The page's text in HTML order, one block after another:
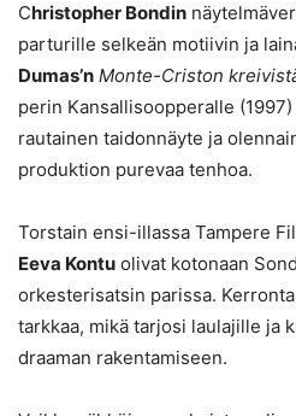
Christopher Bondin
parturille selkeän motiivin ja
Dumas’n Monte-Criston
perin Kansallisoopperalle
rautainen taidonnäyte ja
produktion purevaa tenhoa.
Torstain ensi-illassa Tampere
Eeva Kontu olivat kotonaan
orkesterisatsin parissa.
tarkkaa, mikä tarjosi laulajille ja
draaman rakentamiseen.